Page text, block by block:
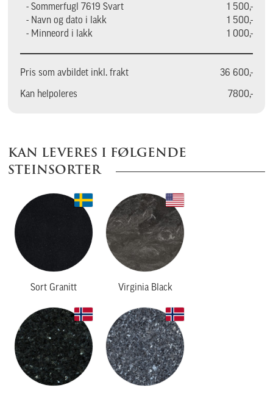
- Sommerfugl 7619 Svart
1 500,-
- Navn og dato i lakk
1 500,-
- Minneord i lakk
1 000,-
Pris som avbildet inkl. frakt 36 600,-
Kan helpoleres 7800,-
KAN LEVERES I FØLGENDE
STEINSORTER
Sort Granitt Virginia Black